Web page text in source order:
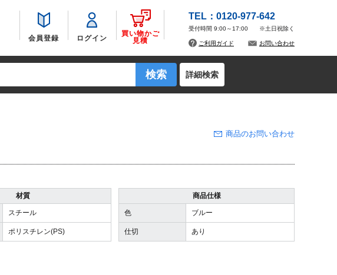
詳細検索
会員登録 ログイン
買い物かご
見積
TEL：0120-977-642
受付時間 9:00～17:00 ※土日祝除く
ご利用ガイド お問い合わせ
商品のお問い合わせ
材質
スチール
ポリスチレン(PS)
商品仕様
色 ブルー
仕切 あり